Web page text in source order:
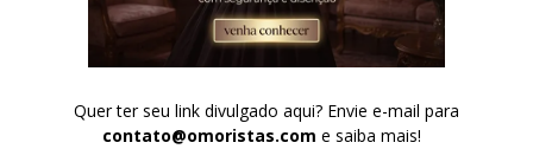
Quer ter seu link divulgado aqui? Envie e-mail para
contato@omoristas.com e saiba mais!